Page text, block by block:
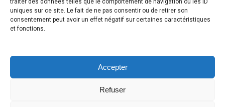
traiter des données telles que le comportement de navigation ou les ID
uniques sur ce site. Le fait de ne pas consentir ou de retirer son
consentement peut avoir un effet négatif sur certaines caractéristiques
et fonctions.
Accepter
Refuser
© Gouvernement du Québec, 2026